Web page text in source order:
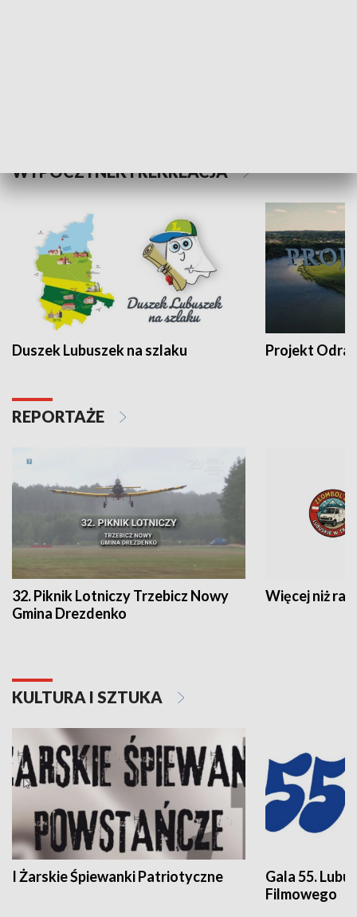
WYPOCZYNEK I REKREACJA
Duszek Lubuszek na szlaku Projekt Odra
REPORTAŻE
32. Piknik Lotniczy Trzebicz Nowy
Gmina Drezdenko
Więcej niż rajd
KULTURA I SZTUKA
I Żarskie Śpiewanki Patriotyczne
Gala 55.
Filmowego